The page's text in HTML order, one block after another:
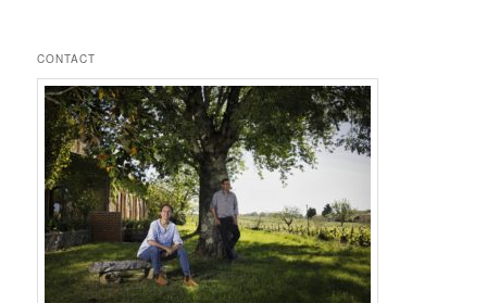
CONTACT